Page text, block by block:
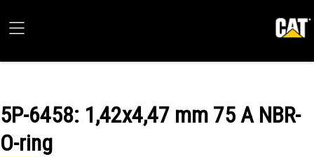
5P-6458: 1,42x4,47 mm 75 A NBR-
O-ring